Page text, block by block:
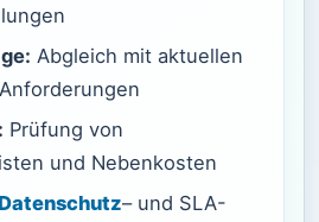
Abgleich mit aktuellen
Prüfung von
und Nebenkosten
Datenschutz– und SLA-